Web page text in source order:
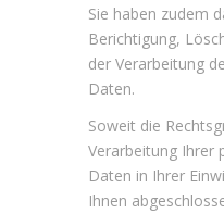
Sie haben zudem
Berichtigung,
der Verarbeitung
Daten.
Soweit die
Verarbeitung Ihrer
Daten in Ihrer
Ihnen